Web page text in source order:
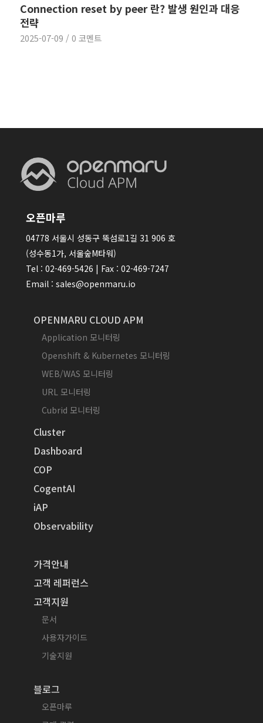
Connection reset by peer 란? 발생 원인과 대응
전략
2025-07-09 / 0 코멘트
오픈마루
04778 서울시 성동구 뚝섬로1길 31 906 호
(성수동1가, 서울숲M타워)
Tel : 02-469-5426 | Fax : 02-469-7247
Email : sales@openmaru.io
OPENMARU CLOUD APM
Application 모니터링
Openshift & Kubernetes 모니터링
WEB/WAS 모니터링
URL 모니터링
Cubrid 모니터링
Cluster
Dashboard
COP
CogentAI
iAP
Observability
가격안내
고객 레퍼런스
고객지원
문서
사용자가이드
기술지원
블로그
오픈마루